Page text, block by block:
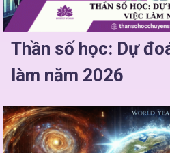
Thần số học: Dự
làm năm 2026